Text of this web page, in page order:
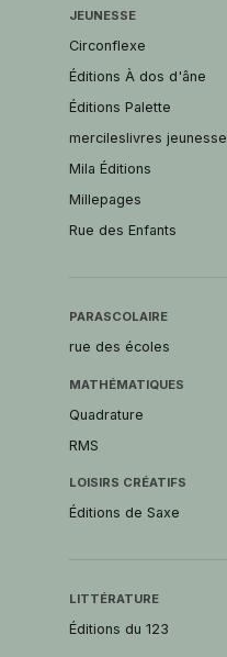
JEUNESSE
Circonflexe
Éditions À dos d'âne
Éditions Palette
mercileslivres jeunesse
Mila Éditions
Millepages
Rue des Enfants
PARASCOLAIRE
rue des écoles
MATHÉMATIQUES
Quadrature
RMS
LOISIRS CRÉATIFS
Éditions de Saxe
LITTÉRATURE
Éditions du 123